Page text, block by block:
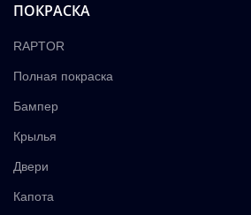
ПОКРАСКА
RAPTOR
Полная покраска
Бампер
Крылья
Двери
Капота